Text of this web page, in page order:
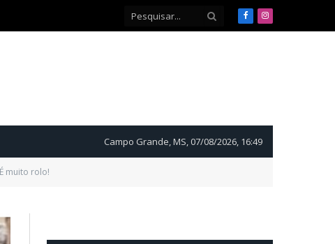
FacebookInstagram
Campo Grande, MS, 07/08/2026, 16:49
muito rolo!